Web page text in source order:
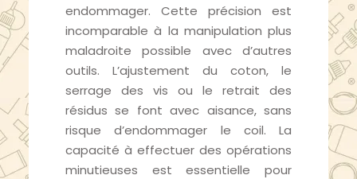
endommager. Cette précision est
incomparable à la manipulation plus
maladroite possible avec d’autres
outils. L’ajustement du coton, le
serrage des vis ou le retrait des
résidus se font avec aisance, sans
risque d’endommager le coil. La
capacité à effectuer des opérations
minutieuses est essentielle pour